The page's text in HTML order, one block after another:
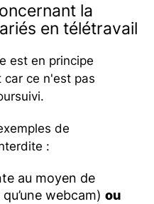
la
en télétravail
est en principe
car ce n'est pas
de
:
au moyen de
qu’une webcam)ou